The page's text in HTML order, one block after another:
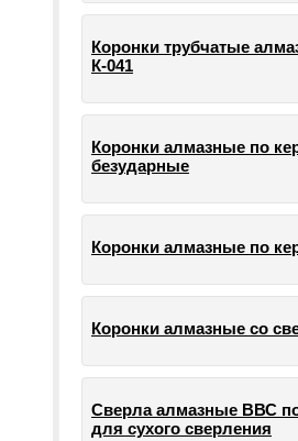
Коронки трубчатые
К-041
Коронки алмазные по
безударные
Коронки алмазные по
Коронки алмазные со
Сверла алмазные ВВС
для сухого сверления